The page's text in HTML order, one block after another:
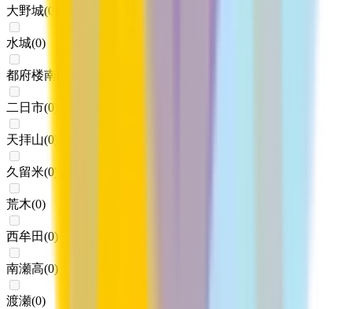
大野城(0
水城(0)
都府楼南
二日市(0
天拝山(0
久留米(0
荒木(0)
西牟田(0)
南瀬高(0)
渡瀬(0)